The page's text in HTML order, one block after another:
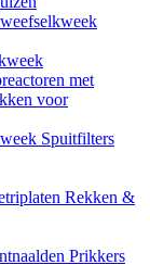
met
voor
Spuitfilters
Rekken &
Prikkers